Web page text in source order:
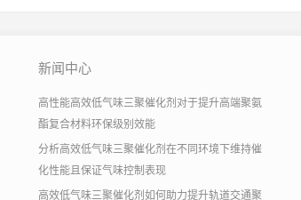
新闻中心
高性能高效低气味三聚催化剂对于提升高端聚氨
酯复合材料环保级别效能
分析高效低气味三聚催化剂在不同环境下维持催
化性能且保证气味控制表现
高效低气味三聚催化剂如何助力提升轨道交通聚